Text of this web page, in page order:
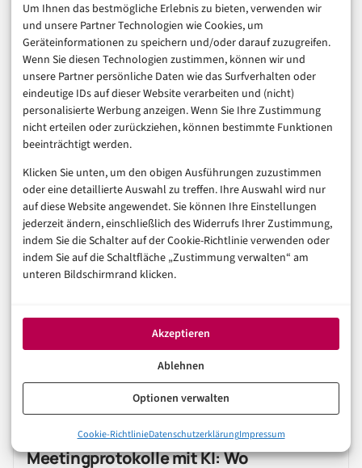
Um Ihnen das bestmögliche Erlebnis zu bieten, verwenden wir
und unsere Partner Technologien wie Cookies, um
Geräteinformationen zu speichern und/oder darauf zuzugreifen.
Wenn Sie diesen Technologien zustimmen, können wir und
unsere Partner persönliche Daten wie das Surfverhalten oder
eindeutige IDs auf dieser Website verarbeiten und (nicht)
personalisierte Werbung anzeigen. Wenn Sie Ihre Zustimmung
nicht erteilen oder zurückziehen, können bestimmte Funktionen
beeinträchtigt werden.
Klicken Sie unten, um den obigen Ausführungen zuzustimmen
oder eine detaillierte Auswahl zu treffen. Ihre Auswahl wird nur
auf diese Website angewendet. Sie können Ihre Einstellungen
jederzeit ändern, einschließlich des Widerrufs Ihrer Zustimmung,
indem Sie die Schalter auf der Cookie-Richtlinie verwenden oder
indem Sie auf die Schaltfläche „Zustimmung verwalten“ am
unteren Bildschirmrand klicken.
Akzeptieren
Ablehnen
Optionen verwalten
Cookie-RichtlinieDatenschutzerklärungImpressum
Was halten Sie von dem Thema? Hier können Sie mit anderen
Leserinnen und Lesern ins Gespräch gehen.
Zu den Kommentaren
Auch interessant
TECHNOLOGIE & IT
IT
QUANTENCOMPUTER
Indiens 20-Qubit-Projekt: Warum die
8. August 2026
KÜNSTLICHE INTELLIGENZ
DATENSCHUTZ
RATGEBER
Meetingprotokolle mit KI: Wo